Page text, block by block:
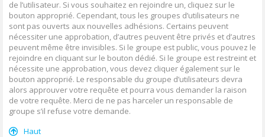
de l’utilisateur. Si vous souhaitez en rejoindre un, cliquez sur le
bouton approprié. Cependant, tous les groupes d’utilisateurs ne
sont pas ouverts aux nouvelles adhésions. Certains peuvent
nécessiter une approbation, d’autres peuvent être privés et d’autres
peuvent même être invisibles. Si le groupe est public, vous pouvez le
rejoindre en cliquant sur le bouton dédié. Si le groupe est restreint et
nécessite une approbation, vous devez cliquer également sur le
bouton approprié. Le responsable du groupe d’utilisateurs devra
alors approuver votre requête et pourra vous demander la raison
de votre requête. Merci de ne pas harceler un responsable de
groupe s’il refuse votre demande.
Haut